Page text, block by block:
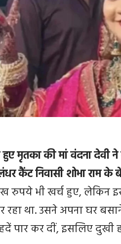
मृतका की मां वंदना देवी
कैंट निवासी शोभा राम
रुपये भी खर्च हुए, लेकिन
रहा था. उसने अपना घर
पार कर दीं, इसलिए दुखी